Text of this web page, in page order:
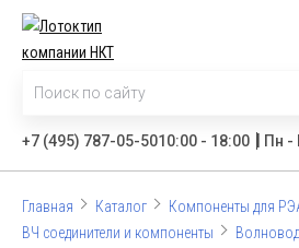
+7 (495) 787-05-5010:00 - 18:00 Пн -
Главная Каталог
Компоненты для
ВЧ соединители и компоненты